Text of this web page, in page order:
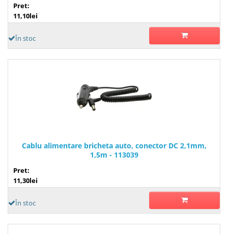
Pret:
11,10lei
În stoc
Cablu alimentare bricheta auto, conector DC 2,1mm,
1,5m - 113039
Pret:
11,30lei
În stoc